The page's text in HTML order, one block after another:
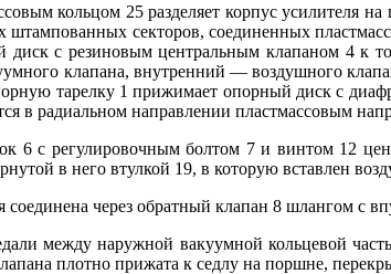
кольцом 25 разделяет корпус усилителя
штампованных секторов, соединенных
с резиновым центральным клапаном 4 к
клапана, внутренний — воздушного
тарелку 1 прижимает опорный диск с
в радиальном направлении пластмассовым
6 с регулировочным болтом 7 и винтом 12
в него втулкой 19, в которую вставлен
соединена через обратный клапан 8 шлангом с
между наружной вакуумной кольцевой
плотно прижата к седлу на поршне,